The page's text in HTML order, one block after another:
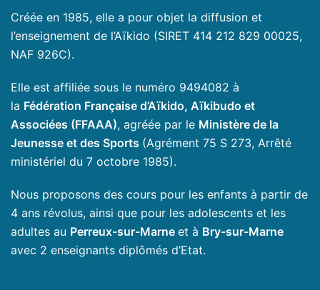
Créée en 1985, elle a pour objet la diffusion et
l’enseignement de l’Aïkido (SIRET 414 212 829 00025,
NAF 926C).
Elle est affiliée sous le numéro 9494082 à
la Fédération Française d’Aïkido, Aïkibudo et
Associées (FFAAA), agréée par le Ministère de la
Jeunesse et des Sports (Agrément 75 S 273, Arrêté
ministériel du 7 octobre 1985).
Nous proposons des cours pour les enfants à partir de
4 ans révolus, ainsi que pour les adolescents et les
adultes au Perreux-sur-Marne et à Bry-sur-Marne
avec 2 enseignants diplômés d’Etat.